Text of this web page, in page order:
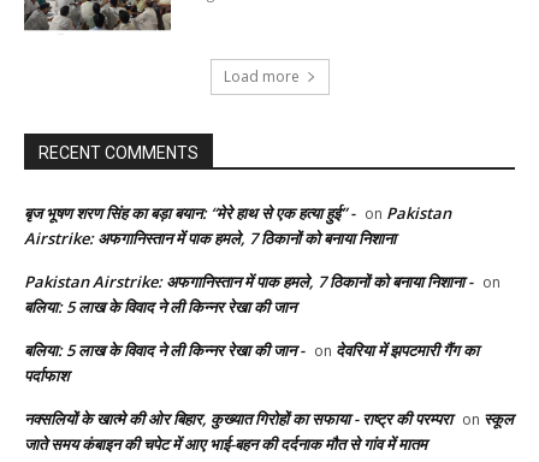
Load more
RECENT COMMENTS
बृज भूषण शरण सिंह का बड़ा बयान: “मेरे हाथ से एक हत्या हुई” - on Pakistan
Airstrike: अफगानिस्तान में पाक हमले, 7 ठिकानों को बनाया निशाना
Pakistan Airstrike: अफगानिस्तान में पाक हमले, 7 ठिकानों को बनाया निशाना - on
बलिया: 5 लाख के विवाद ने ली किन्नर रेखा की जान
बलिया: 5 लाख के विवाद ने ली किन्नर रेखा की जान - on देवरिया में झपटमारी गैंग का
पर्दाफाश
नक्सलियों के खात्मे की ओर बिहार, कुख्यात गिरोहों का सफाया - राष्ट्र की परम्परा on स्कूल
जाते समय कंबाइन की चपेट में आए भाई-बहन की दर्दनाक मौत से गांव में मातम